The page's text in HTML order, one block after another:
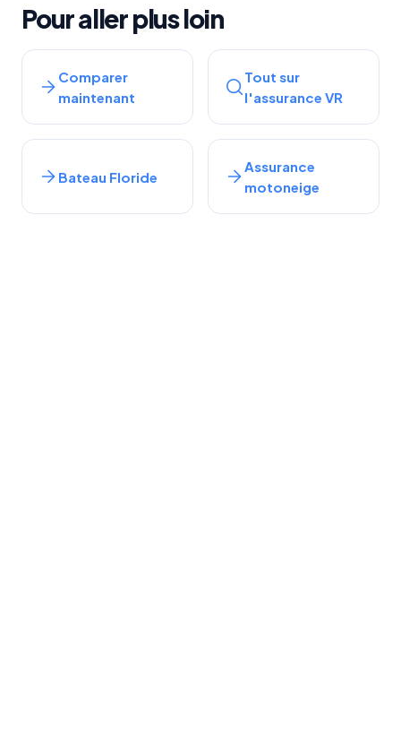
Pour aller plus loin
Comparer
maintenant
Tout sur
l'assurance VR
Bateau Floride
Assurance
motoneige